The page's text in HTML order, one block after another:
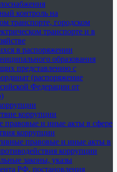
контроль на
транспорте, городском
транспорте и в
в распоряжении
образования
представлению с
(распоряжение
Федерации от
коррупции
правовые и иные акты в сфере
коррупции
правовые и иные акты в
коррупции
законы, указы
РФ, постановления